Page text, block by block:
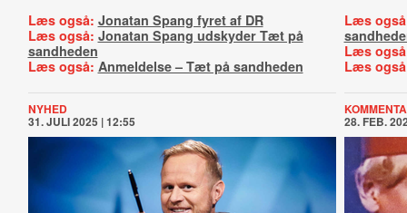
Læs også: Jonatan Spang fyret af DR
Læs også: Jonatan Spang udskyder Tæt på
sandheden
Læs også: Anmeldelse – Tæt på sandheden
Læs
Læs
Læs
NYHED
31. JULI 2025 | 12:55 28. FEB.